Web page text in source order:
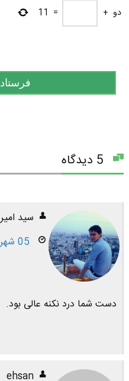
دو +
=
11
سید امیر
05 شهریور 1394
دست شما درد نکنه عالی بود.
ehsan